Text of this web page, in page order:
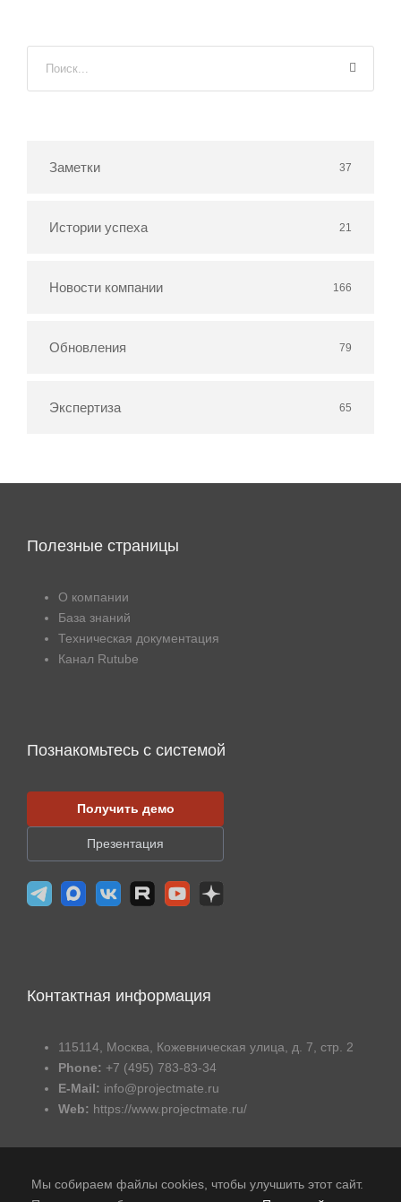
Заметки 37
Истории успеха 21
Новости компании 166
Обновления 79
Экспертиза 65
Полезные страницы
О компании
База знаний
Техническая документация
Канал Rutube
Познакомьтесь с системой
Получить демо
Презентация
Контактная информация
115114, Москва, Кожевническая улица, д. 7, стр. 2
Phone: +7 (495) 783-83-34
E-Mail: info@projectmate.ru
Web: https://www.projectmate.ru/
Мы собираем файлы cookies, чтобы улучшить этот сайт.